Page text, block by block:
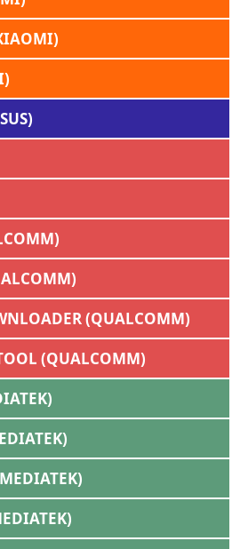
(QUALCOMM)
(QUALCOMM)